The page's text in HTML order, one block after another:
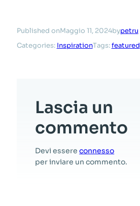
Published onMaggio 11, 2024bypetru
Categories: InspirationTags:featured
Lascia un
commento
Devi essereconnesso
per inviare un commento.